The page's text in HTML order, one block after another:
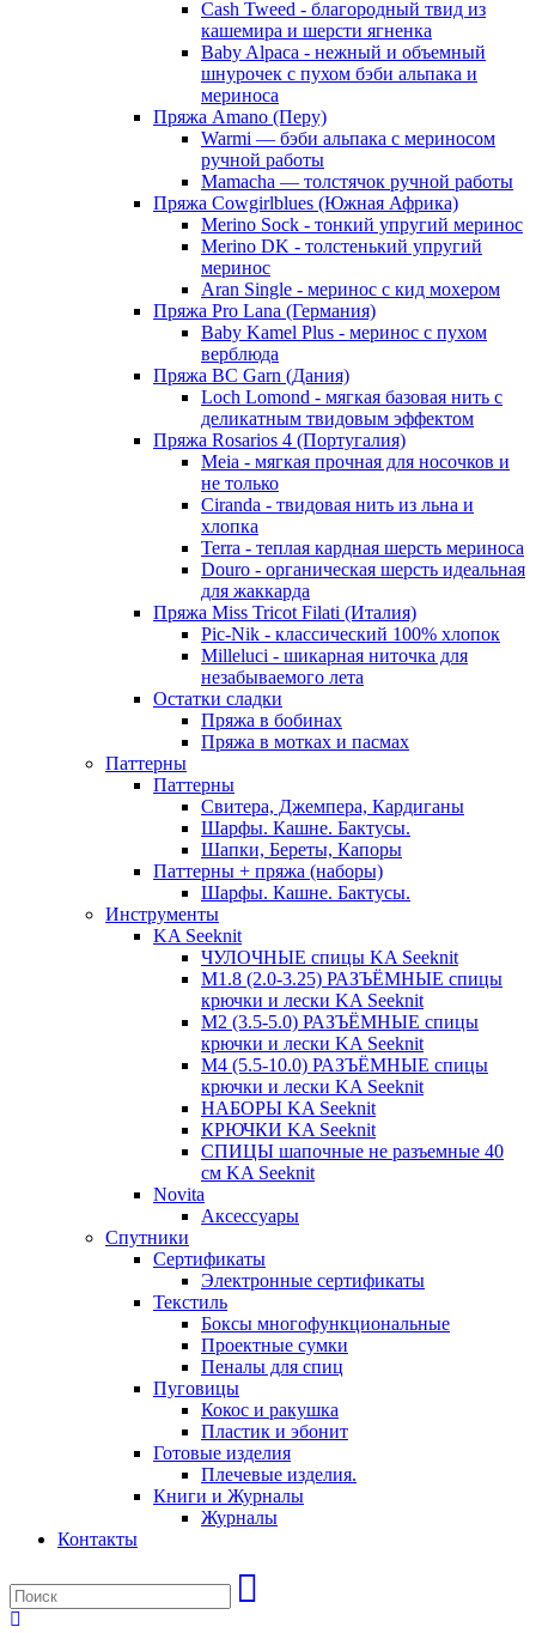
Cash Tweed - благородный твид из
кашемира и шерсти ягненка
Baby Alpaca - нежный и объемный
шнурочек с пухом бэби альпака и
мериноса
Пряжа Amano (Перу)
Warmi — бэби альпака с мериносом
ручной работы
Mamacha — толстячок ручной работы
Пряжа Cowgirlblues (Южная Африка)
Merino Sock - тонкий упругий меринос
Merino DK - толстенький упругий
меринос
Aran Single - меринос с кид мохером
Пряжа Pro Lana (Германия)
Baby Kamel Plus - меринос с пухом
верблюда
Пряжа BC Garn (Дания)
Loch Lomond - мягкая базовая нить с
деликатным твидовым эффектом
Пряжа Rosarios 4 (Португалия)
Meia - мягкая прочная для носочков и
не только
Ciranda - твидовая нить из льна и
хлопка
Terra - теплая кардная шерсть мериноса
Douro - органическая шерсть идеальная
для жаккарда
Пряжа Miss Tricot Filati (Италия)
Pic-Nik - классический 100% хлопок
Milleluci - шикарная ниточка для
незабываемого лета
Остатки сладки
Пряжа в бобинах
Пряжа в мотках и пасмах
Паттерны
Паттерны
Свитера, Джемпера, Кардиганы
Шарфы. Кашне. Бактусы.
Шапки, Береты, Капоры
Паттерны + пряжа (наборы)
Шарфы. Кашне. Бактусы.
Инструменты
KA Seeknit
ЧУЛОЧНЫЕ спицы KA Seeknit
М1.8 (2.0-3.25) РАЗЪЁМНЫЕ спицы
крючки и лески KA Seeknit
М2 (3.5-5.0) РАЗЪЁМНЫЕ спицы
крючки и лески KA Seeknit
М4 (5.5-10.0) РАЗЪЁМНЫЕ спицы
крючки и лески KA Seeknit
НАБОРЫ KA Seeknit
КРЮЧКИ KA Seeknit
СПИЦЫ шапочные не разъемные 40
см KA Seeknit
Novita
Аксессуары
Спутники
Сертификаты
Электронные сертификаты
Текстиль
Боксы многофункциональные
Проектные сумки
Пеналы для спиц
Пуговицы
Кокос и ракушка
Пластик и эбонит
Готовые изделия
Плечевые изделия.
Книги и Журналы
Журналы
Контакты